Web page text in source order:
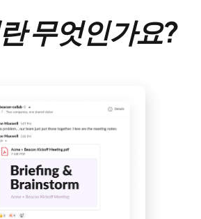
무엇인가요?